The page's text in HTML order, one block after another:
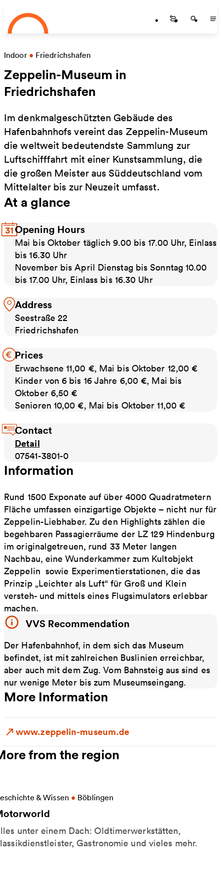
Skip to main content
Startseite
Indoor • Friedrichshafen
Zeppelin-Museum in
Friedrichshafen
Im denkmalgeschützten Gebäude des
Hafenbahnhofs vereint das Zeppelin-Museum
die weltweit bedeutendste Sammlung zur
Luftschifffahrt mit einer Kunstsammlung, die
die großen Meister aus Süddeutschland vom
Mittelalter bis zur Neuzeit umfasst.
At a glance
Opening Hours
Mai bis Oktober täglich 9.00 bis 17.00 Uhr, Einlass
bis 16.30 Uhr
November bis April Dienstag bis Sonntag 10.00
bis 17.00 Uhr, Einlass bis 16.30 Uhr
Address
Seestraße 22
Friedrichshafen
Prices
Erwachsene 11,00 €, Mai bis Oktober 12,00 €
Kinder von 6 bis 16 Jahre 6,00 €, Mai bis
Oktober 6,50 €
Senioren 10,00 €, Mai bis Oktober 11,00 €
Contact
Detail
07541-3801-0
Information
Rund 1500 Exponate auf über 4000 Quadratmetern
Fläche umfassen einzigartige Objekte – nicht nur für
Zeppelin-Liebhaber. Zu den Highlights zählen die
begehbaren Passagierräume der LZ 129 Hindenburg
im originalgetreuen, rund 33 Meter langen
Nachbau, eine Wunderkammer zum Kultobjekt
Zeppelin sowie Experimentierstationen, die das
Prinzip „Leichter als Luft“ für Groß und Klein
versteh- und mittels eines Flugsimulators erlebbar
machen.
VVS Recommendation
Der Hafenbahnhof, in dem sich das Museum
befindet, ist mit zahlreichen Buslinien erreichbar,
aber auch mit dem Zug. Vom Bahnsteig aus sind es
nur wenige Meter bis zum Museumseingang.
More Information
www.zeppelin-museum.de
from the region
& Wissen • Böblingen
unter einem Dach: Oldtimerwerkstätten,
Gastronomie und vieles mehr.
information on Motorworld